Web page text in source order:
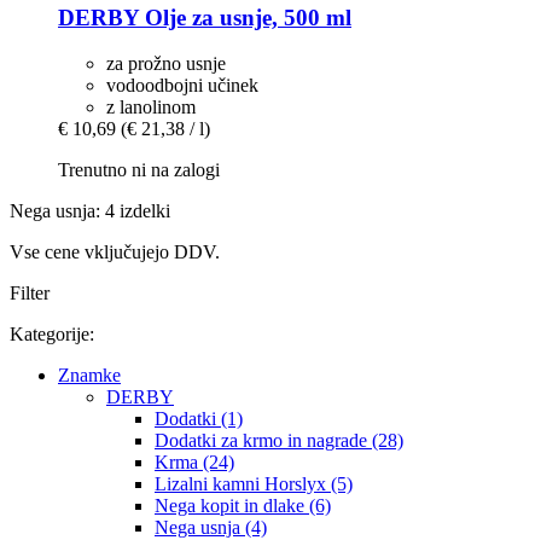
DERBYOlje za usnje, 500 ml
za prožno usnje
vodoodbojni učinek
z lanolinom
€ 10,69 (€ 21,38 / l)
Trenutno ni na zalogi
Nega usnja: 4 izdelki
Vse cene vključujejo DDV.
Filter
Kategorije:
Znamke
DERBY
Dodatki (1)
Dodatki za krmo in nagrade (28)
Krma (24)
Lizalni kamni Horslyx (5)
Nega kopit in dlake (6)
Nega usnja (4)